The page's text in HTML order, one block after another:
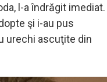
l-a îndrăgit imediat.
şi i-au pus
urechi ascuţite din